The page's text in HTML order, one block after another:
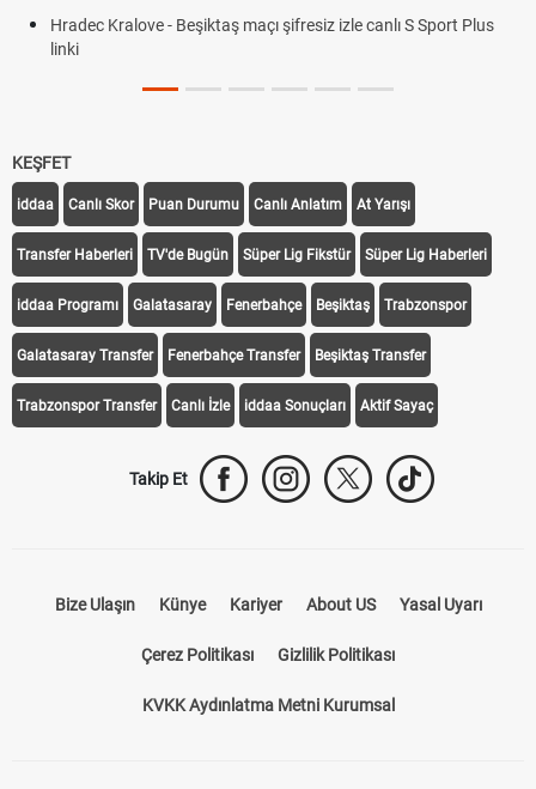
Hradec Kralove - Beşiktaş maçı şifresiz izle canlı S Sport Plus
linki
KEŞFET
iddaa Canlı Skor Puan Durumu Canlı Anlatım At Yarışı
Transfer Haberleri TV'de Bugün Süper Lig Fikstür Süper Lig Haberleri
iddaa Programı Galatasaray Fenerbahçe Beşiktaş Trabzonspor
Galatasaray Transfer Fenerbahçe Transfer Beşiktaş Transfer
Trabzonspor Transfer Canlı İzle iddaa Sonuçları Aktif Sayaç
Takip Et
Bize Ulaşın Künye Kariyer About US Yasal Uyarı
Çerez Politikası Gizlilik Politikası
KVKK Aydınlatma Metni Kurumsal